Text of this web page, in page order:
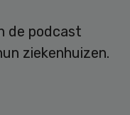
de podcast
ziekenhuizen.